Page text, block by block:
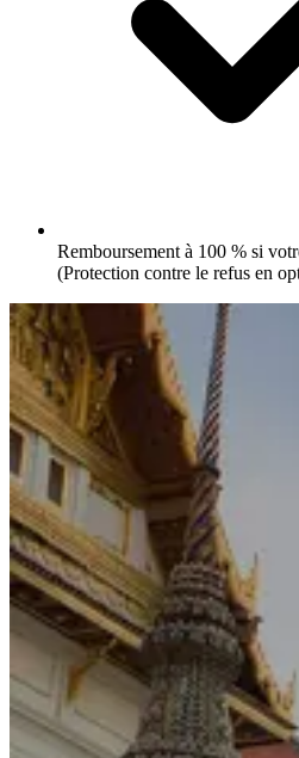
Remboursement à 100 % si
(Protection contre le refus en